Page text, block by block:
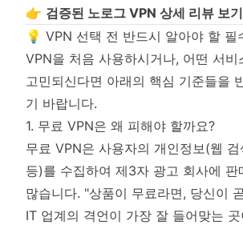
👉 검증된 노로그 VPN 상세 리뷰 보기
💡 VPN 선택 전 반드시 알아야 할 필
VPN을 처음 사용하시거나, 어떤 서비
고민되신다면 아래의 핵심 기준들을
기 바랍니다.
1. 무료 VPN은 왜 피해야 할까요?
무료 VPN은 사용자의 개인정보(웹
등)를 수집하여 제3자 광고 회사에 판
많습니다. "상품이 무료라면, 당신이
IT 업계의 격언이 가장 잘 들어맞는